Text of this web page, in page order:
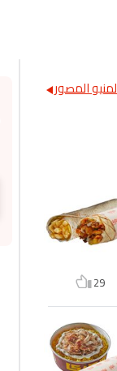
المصور
29